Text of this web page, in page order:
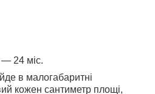
— 24 міс.
в малогабаритні
кожен сантиметр площі,